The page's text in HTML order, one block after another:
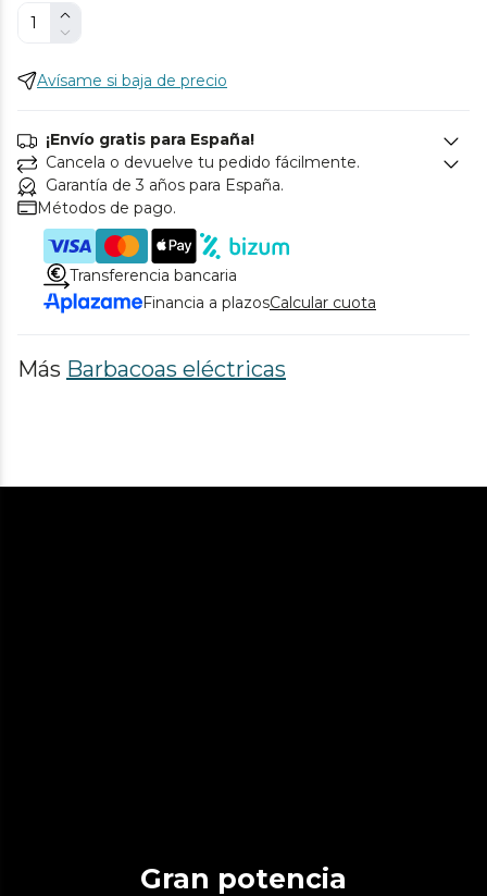
Avísame si baja de precio
¡Envío gratis para España!
Cancela o devuelve tu pedido fácilmente.
Garantía de 3 años para España.
Métodos de pago.
Transferencia bancaria
Financia a plazosCalcular cuota
Más Barbacoas eléctricas
Gran potencia